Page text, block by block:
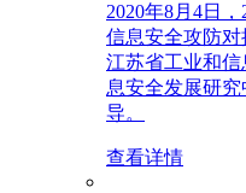
2020年8月4日
信息安全攻防对
江苏省工业和
息安全发展研
导。
查看详情